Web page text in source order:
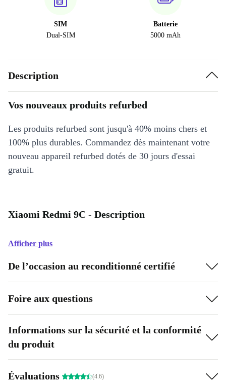
SIM
Dual-SIM
Batterie
5000 mAh
Description
Vos nouveaux produits refurbed
Les produits refurbed sont jusqu'à 40% moins chers et
100% plus durables. Commandez dès maintenant votre
nouveau appareil refurbed dotés de 30 jours d'essai
gratuit.
Xiaomi Redmi 9C - Description
Afficher plus
De l’occasion au reconditionné certifié
Foire aux questions
Informations sur la sécurité et la conformité
du produit
Évaluations (4.6)